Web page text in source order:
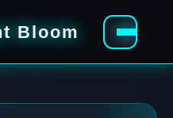
Bloom